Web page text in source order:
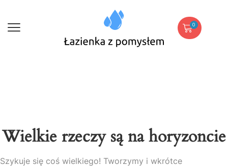
0
Wielkie rzeczy są na horyzoncie
Szykuje się coś wielkiego! Tworzymy i wkrótce